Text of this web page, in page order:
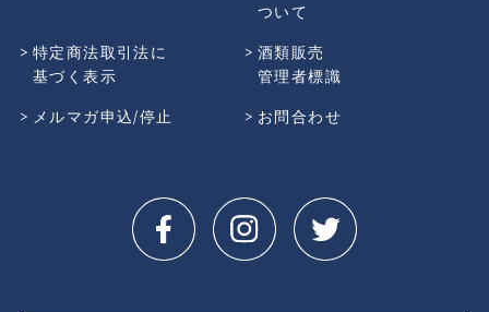
ついて
特定商法取引法に
基づく表示
酒類販売
管理者標識
メルマガ申込/停止
お問合わせ